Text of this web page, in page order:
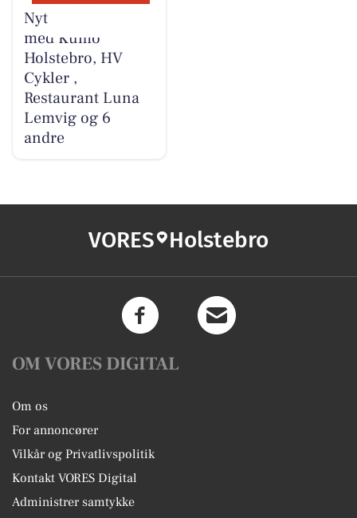
Nyt fra Møblér
med Kumo
Holstebro, HV
Cykler ,
Restaurant Luna
Lemvig og 6
andre
VORES Holstebro
OM VORES DIGITAL
Om os
For annoncører
Vilkår og Privatlivspolitik
Kontakt VORES Digital
Administrer samtykke